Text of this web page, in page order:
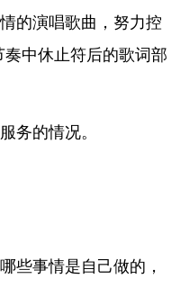
的演唱歌曲，努力控
中休止符后的歌词部
务的情况。
些事情是自己做的，